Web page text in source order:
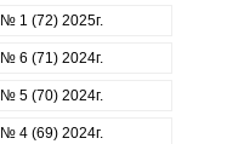
№ 1 (72) 2025г.
№ 6 (71) 2024г.
№ 5 (70) 2024г.
№ 4 (69) 2024г.